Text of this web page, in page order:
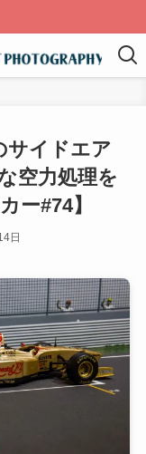
サイドエア
空力処理を
ー#74】
日